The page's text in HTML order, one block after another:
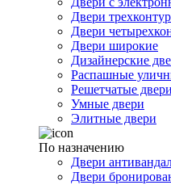
Двери
Двери
Двери широкие
Дизайнерские
Распашные
Решетчатые двери
Умные двери
Элитные двери
По назначению
Двери
Двери